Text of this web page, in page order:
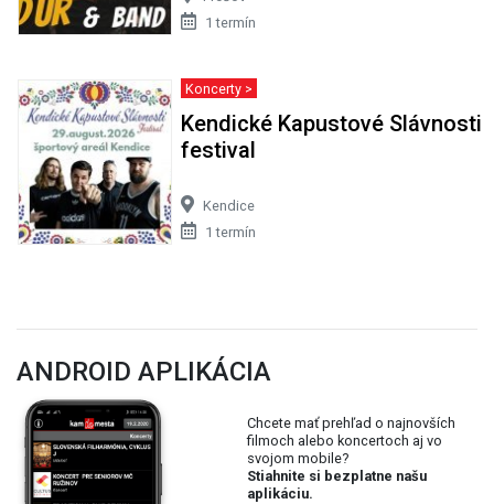
1 termín
Koncerty >
Kendické Kapustové Slávnosti
festival
Kendice
1 termín
ANDROID APLIKÁCIA
Chcete mať prehľad o najnovších
filmoch alebo koncertoch aj vo
svojom mobile?
Stiahnite si bezplatne našu
aplikáciu.